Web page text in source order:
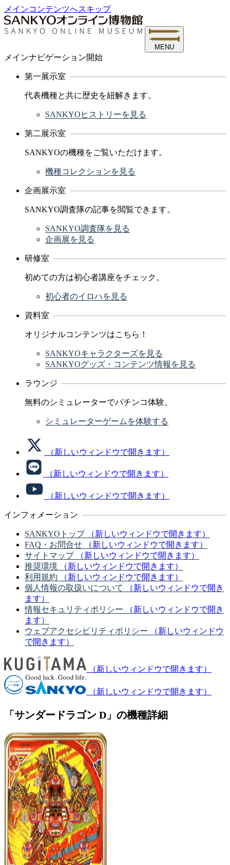
メインコンテンツへスキップ
MENU
メインナビゲーション開始
第一展示室
代表機種と共に歴史を紐解きます。
SANKYOヒストリーを見る
第二展示室
SANKYOの機種をご覧いただけます。
機種コレクションを見る
企画展示室
SANKYO調査隊の記事を閲覧できます。
SANKYO調査隊を見る
企画展を見る
研修室
初めての方は初心者講座をチェック。
初心者のイロハを見る
資料室
オリジナルコンテンツはこちら！
SANKYOキャラクターズを見る
SANKYOグッズ・コンテンツ情報を見る
ラウンジ
無料のシミュレーターでパチンコ体験。
シミュレーターゲームを体験する
（新しいウィンドウで開きます）
（新しいウィンドウで開きます）
（新しいウィンドウで開きます）
インフォメーション
SANKYOトップ
（新しいウィンドウで開きます）
FAQ・お問合せ
（新しいウィンドウで開きます）
サイトマップ
（新しいウィンドウで開きます）
推奨環境
（新しいウィンドウで開きます）
利用規約
（新しいウィンドウで開きます）
個人情報の取扱いについて
（新しいウィンドウで開き
ます）
情報セキュリティポリシー
（新しいウィンドウで開き
ます）
ウェブアクセシビリティポリシー
（新しいウィンドウ
で開きます）
（新しいウィンドウで開きます）
（新しいウィンドウで開きます）
「サンダードラゴン D」の機種詳細